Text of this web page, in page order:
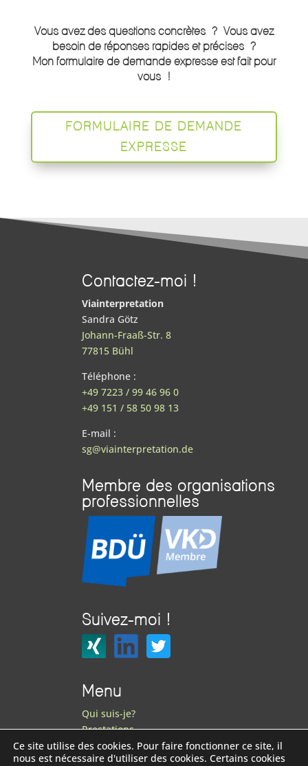
Vous avez des questions concrètes ? Vous avez
besoin de réponses rapides et précises ?
Mon formulaire de demande expresse est fait pour
vous !
FORMULAIRE DE DEMANDE
EXPRESSE
Contactez-moi !
Viainterpretation
Sandra Götz
Johann-Fraaß-Str. 8
77815 Bühl
Téléphone :
+49 7223 / 99 46 96 0
+49 151 / 58 50 98 13
E-mail :
sg@viainterpretation.de
Membre des organisations
professionnelles
Suivez-moi !
Menu
Qui suis-je?
Prestations
Foire aux questions
Contact
Ce site utilise des cookies. Pour faire fonctionner ce site, il
nous est nécessaire d'utiliser des cookies. Certains cookies